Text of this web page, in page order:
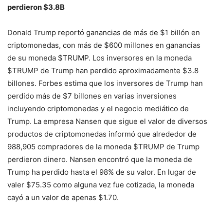
perdieron $3.8B
Donald Trump reportó ganancias de más de $1 billón en
criptomonedas, con más de $600 millones en ganancias
de su moneda $TRUMP. Los inversores en la moneda
$TRUMP de Trump han perdido aproximadamente $3.8
billones. Forbes estima que los inversores de Trump han
perdido más de $7 billones en varias inversiones
incluyendo criptomonedas y el negocio mediático de
Trump. La empresa Nansen que sigue el valor de diversos
productos de criptomonedas informó que alrededor de
988,905 compradores de la moneda $TRUMP de Trump
perdieron dinero. Nansen encontró que la moneda de
Trump ha perdido hasta el 98% de su valor. En lugar de
valer $75.35 como alguna vez fue cotizada, la moneda
cayó a un valor de apenas $1.70.